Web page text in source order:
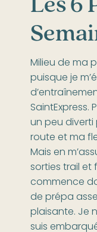
Milieu de ma
puisque je
SaintExpress.
un peu
route et ma
Mais en
sorties trail
commence
de prépa
plaisante. Je
suis